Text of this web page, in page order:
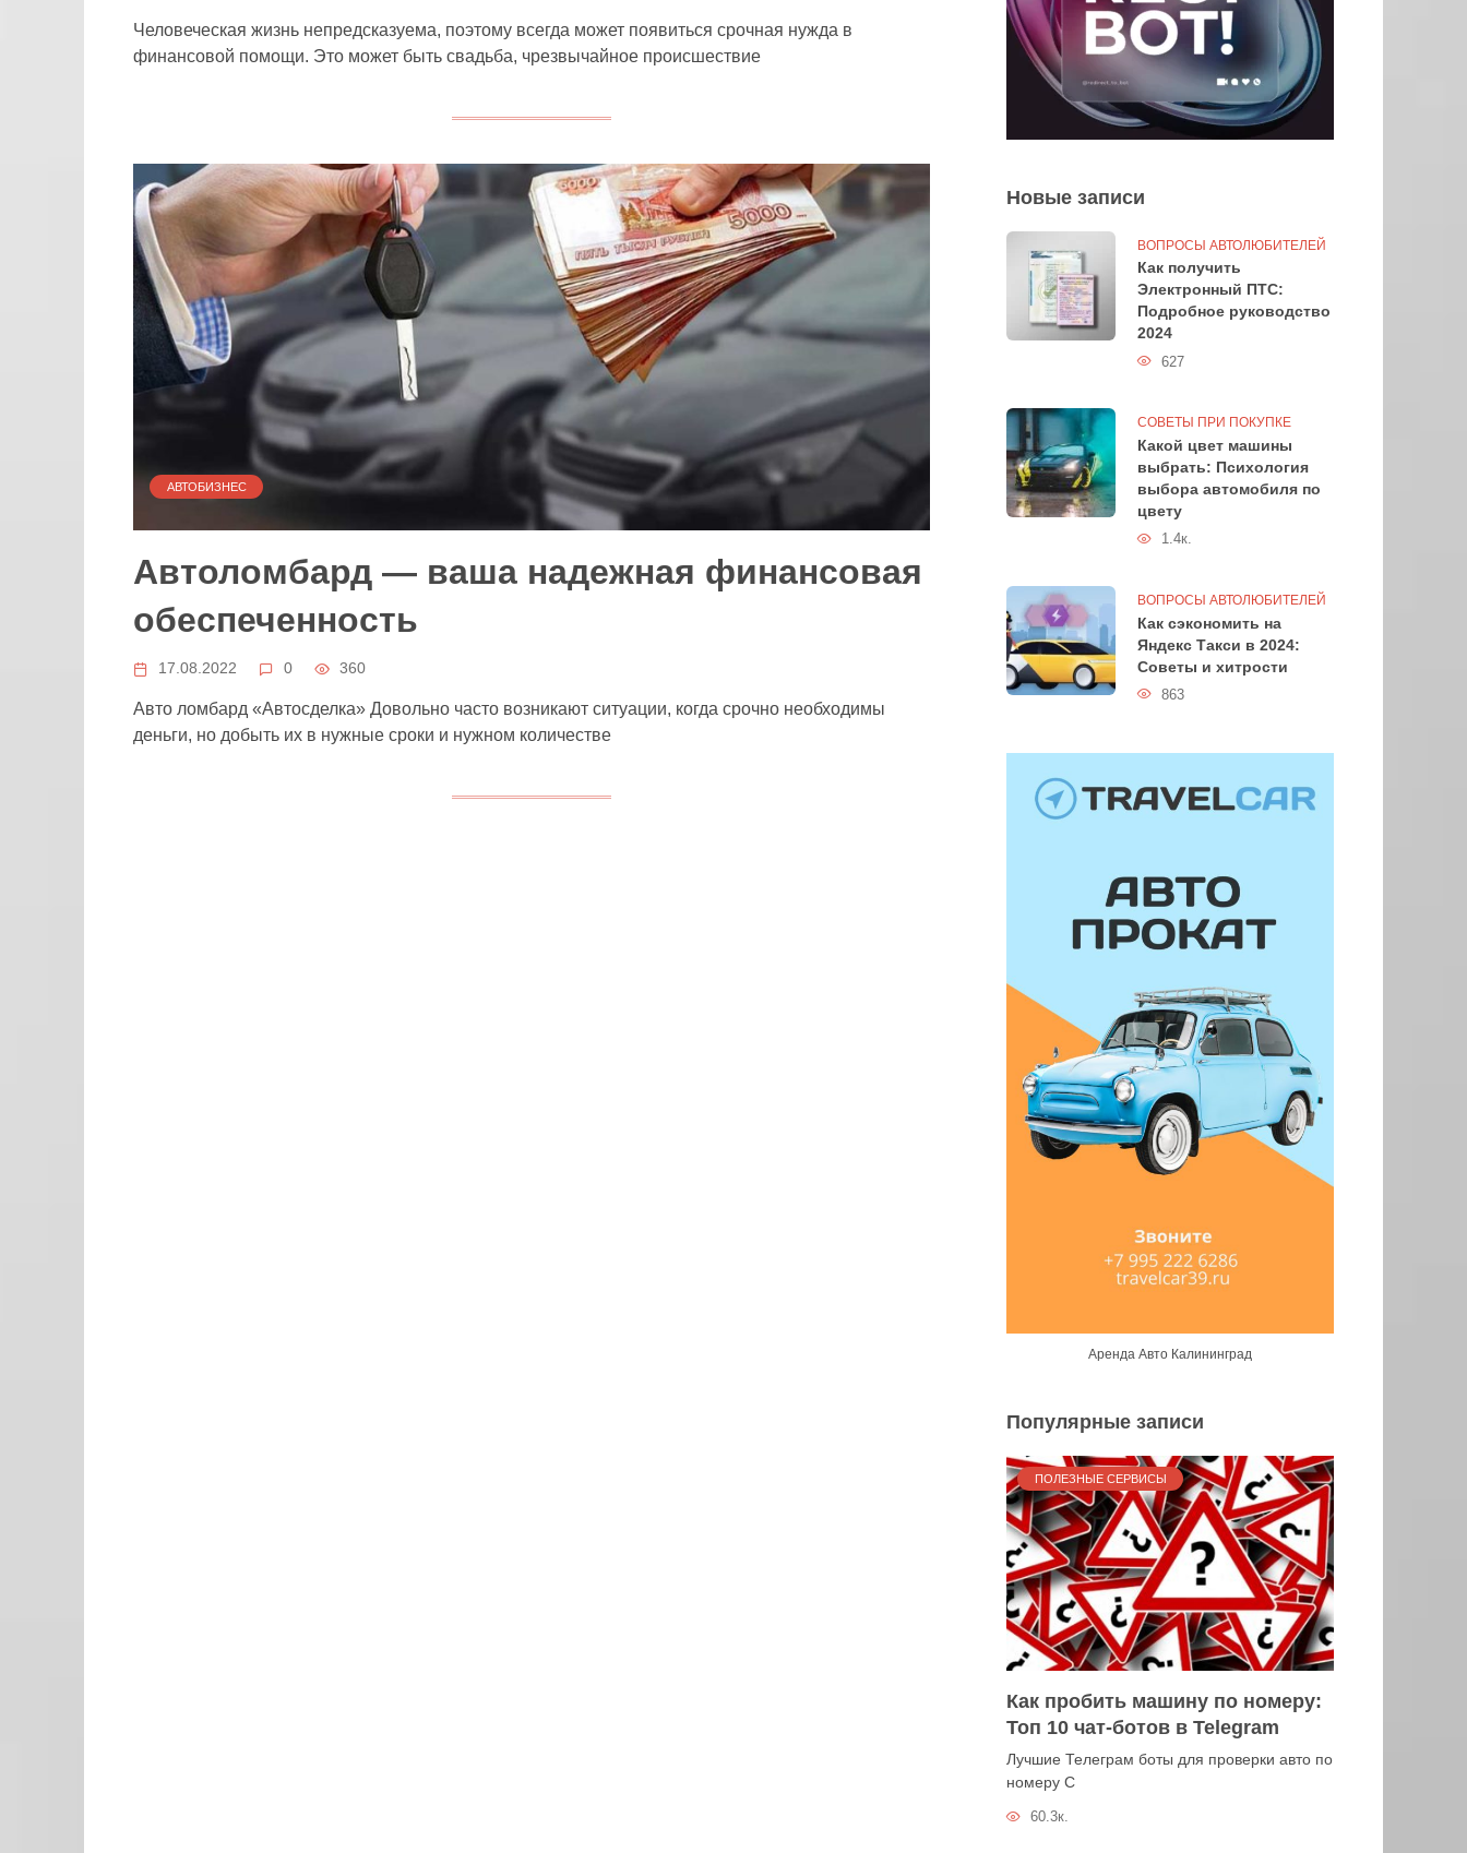
Человеческая жизнь непредсказуема, поэтому всегда может появиться срочная нужда в
финансовой помощи. Это может быть свадьба, чрезвычайное происшествие
АВТОБИЗНЕС
Автоломбард — ваша надежная финансовая
обеспеченность
17.08.2022 0 360
Авто ломбард «Автосделка» Довольно часто возникают ситуации, когда срочно необходимы
деньги, но добыть их в нужные сроки и нужном количестве
Новые записи
ВОПРОСЫ АВТОЛЮБИТЕЛЕЙ
Как получить
Электронный ПТС:
Подробное руководство
2024
627
СОВЕТЫ ПРИ ПОКУПКЕ
Какой цвет машины
выбрать: Психология
выбора автомобиля по
цвету
1.4к.
ВОПРОСЫ АВТОЛЮБИТЕЛЕЙ
Как сэкономить на
Яндекс Такси в 2024:
Советы и хитрости
863
Аренда Авто Калининград
Популярные записи
ПОЛЕЗНЫЕ СЕРВИСЫ
Как пробить машину по номеру:
Топ 10 чат-ботов в Telegram
Лучшие Телеграм боты для проверки авто по
номеру С
60.3к.